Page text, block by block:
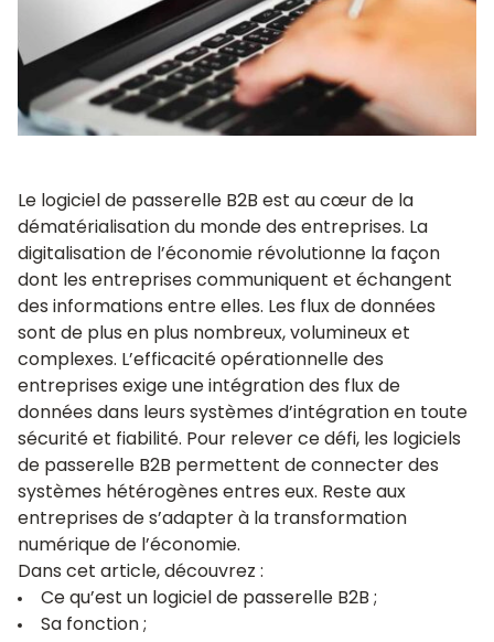
Le logiciel de passerelle B2B est au cœur de la
dématérialisation du monde des entreprises. La
digitalisation de l’économie révolutionne la façon
dont les entreprises communiquent et échangent
des informations entre elles. Les flux de données
sont de plus en plus nombreux, volumineux et
complexes. L’efficacité opérationnelle des
entreprises exige une intégration des flux de
données dans leurs systèmes d’intégration en toute
sécurité et fiabilité. Pour relever ce défi, les logiciels
de passerelle B2B permettent de connecter des
systèmes hétérogènes entres eux. Reste aux
entreprises de s’adapter à la transformation
numérique de l’économie.
Dans cet article, découvrez :
Ce qu’est un logiciel de passerelle B2B ;
Sa fonction ;